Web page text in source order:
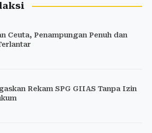
Ceuta, Penampungan Penuh dan
Rekam SPG GIIAS Tanpa Izin